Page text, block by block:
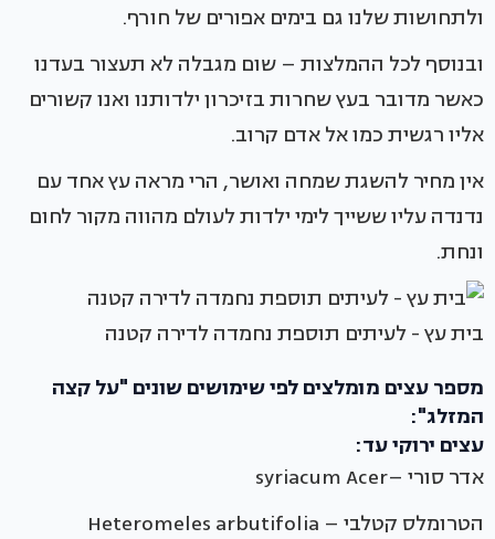
ולתחושות שלנו גם בימים אפורים של חורף.
ובנוסף לכל ההמלצות – שום מגבלה לא תעצור בעדנו
כאשר מדובר בעץ שחרות בזיכרון ילדותנו ואנו קשורים
אליו רגשית כמו אל אדם קרוב.
אין מחיר להשגת שמחה ואושר, הרי מראה עץ אחד עם
נדנדה עליו ששייך לימי ילדות לעולם מהווה מקור לחום
ונחת.
בית עץ - לעיתים תוספת נחמדה לדירה קטנה
מספר עצים מומלצים לפי שימושים שונים "על קצה
המזלג":
עצים ירוקי עד:
אדר סורי –syriacum Acer
הטרומלס קטלבי – Heteromeles arbutifolia